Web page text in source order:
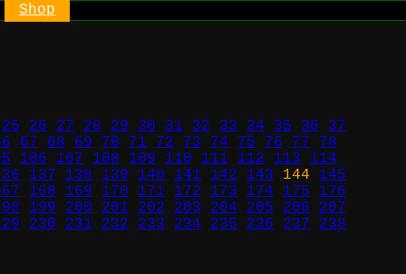
Shop
25 26 27 28 29 30 31 32 33 34 35 36
37
67 68 69 70 71 72 73 74 75 76 77
78
106 107 108 109 110 111 112 113
114
137 138 139 140 141 142 143 144 145
168 169 170 171 172 173 174 175
176
199 200 201 202 203 204 205 206
207
230 231 232 233 234 235 236 237 238